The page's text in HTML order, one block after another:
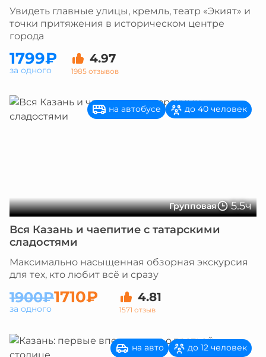
Увидеть главные улицы, кремль, театр «Экият» и
точки притяжения в историческом центре
города
1799₽ 4.97
1985 отзывов
за одного
Групповая 5.5ч
на автобусе до 40 человек
Вся Казань и чаепитие с татарскими
сладостями
Максимально насыщенная обзорная экскурсия
для тех, кто любит всё и сразу
1900₽1710₽ 4.81
1571 отзыв
за одного
на авто до 12 человек